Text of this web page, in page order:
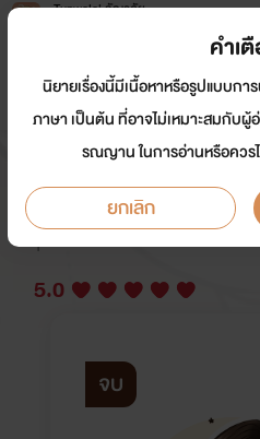
Tunwalai ธัญวลัย
หน้าแรก นิยาย อีบุ๊ก
เกิดใหม่เป็นเด็กช
นักเขียน: memorym / หลิงจิ่ว
Y
5.0
จบ
คำเ
นิยายเรื่องนี้มีเนื้อหาหรือรูปแบบกา
ภาษา เป็นต้น ที่อาจไม่เหมาะสมกับ
รณญาน ในการอ่านหรือควร
ยกเลิก